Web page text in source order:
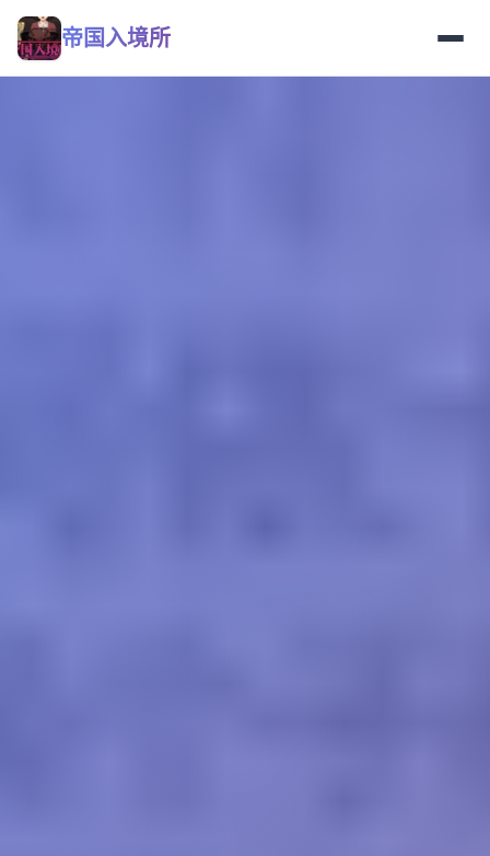
帝国入境所